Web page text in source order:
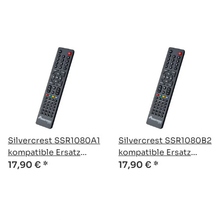
Silvercrest SSR1080A1
kompatible Ersatz
Fernbedienung
17,90 € *
Silvercrest SSR1080B2
kompatible Ersatz
Fernbedienung
17,90 € *